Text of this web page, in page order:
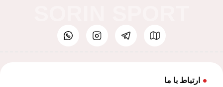
ارتباط با ما